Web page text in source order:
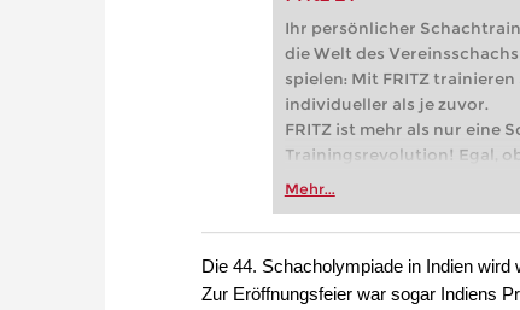
Ihr persönlicher
die Welt des
spielen: Mit FRITZ
individueller als je zuvor.
FRITZ ist mehr als nur eine
Trainingsrevolution! Egal,
Vereinsschachs machen
zuvor.
Mehr...
Die 44. Schacholympiade in Indien
Zur Eröffnungsfeier war sogar Indiens